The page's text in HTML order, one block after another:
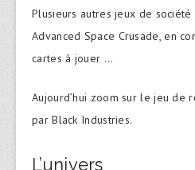
Plusieurs autres jeux de société
Advanced Space Crusade, en
cartes à jouer …
Aujourd’hui zoom sur le jeu de
par Black Industries.
L’univers